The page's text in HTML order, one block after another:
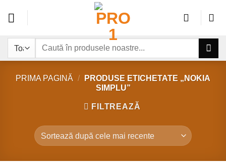
Caută
PRIMA PAGINĂ /
PRODUSE ETICHETATE „NOKIA
SIMPLU”
FILTREAZĂ